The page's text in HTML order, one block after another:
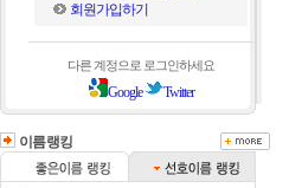
회원가입하기
다른 계정으로 로그인하세요
Google Twitter
이름랭킹